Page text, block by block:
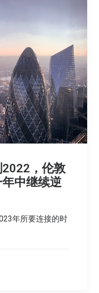
，伦敦
中继续逆
年所要连接的时